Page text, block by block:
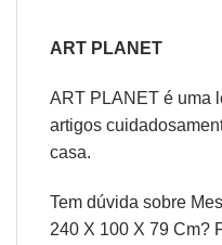
ART PLANET
ART PLANET é uma
artigos
casa.
Tem dúvida sobre
240 X 100 X 79 Cm?